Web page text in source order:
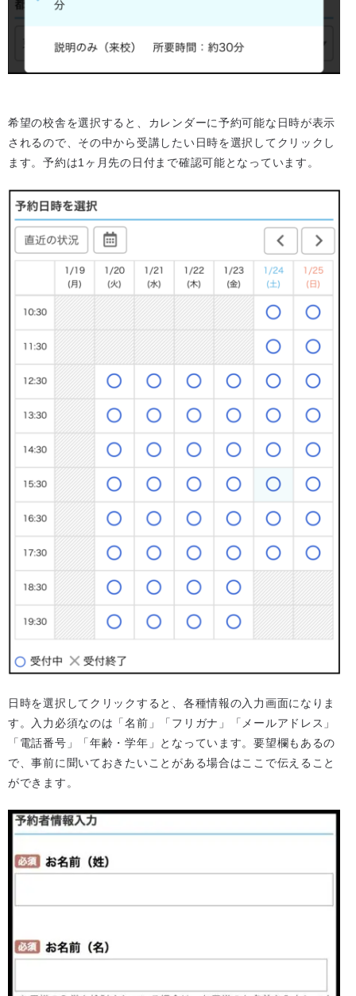
希望の校舎を選択すると、カレンダーに予約可能な日時が表示
されるので、その中から受講したい日時を選択してクリックし
ます。予約は1ヶ月先の日付まで確認可能となっています。
日時を選択してクリックすると、各種情報の入力画面になりま
す。入力必須なのは「名前」「フリガナ」「メールアドレス」
「電話番号」「年齢・学年」となっています。要望欄もあるの
で、事前に聞いておきたいことがある場合はここで伝えること
ができます。